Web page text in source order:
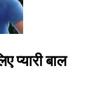
प्यारी बाल